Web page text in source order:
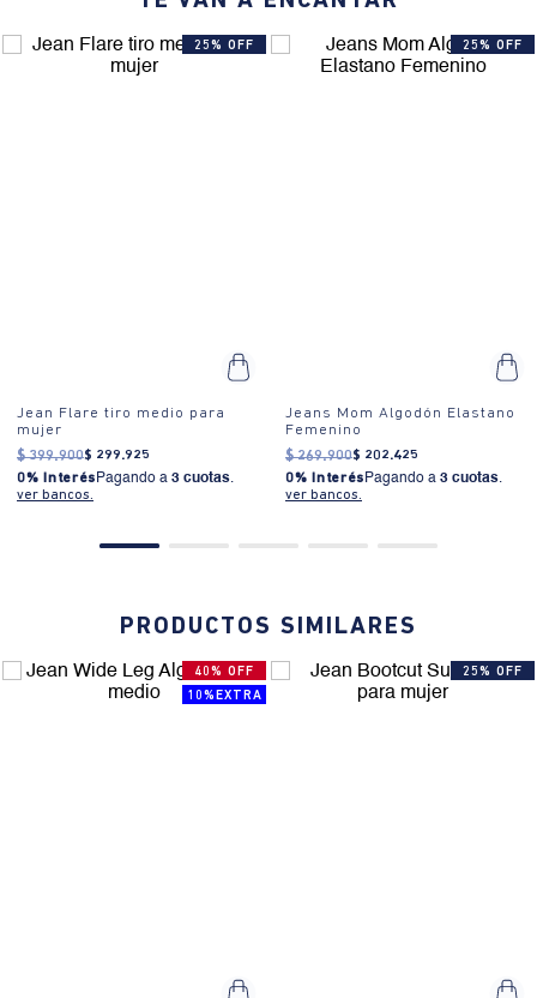
25% OFF
Jean Flare tiro medio para
mujer
$ 399.900$ 299.925
0% Interés Pagando a 3 cuotas.
ver bancos.
25% OFF
Jeans Mom Algodón Elastano
Femenino
$ 269.900$ 202.425
0% Interés Pagando a 3 cuotas.
ver bancos.
PRODUCTOS SIMILARES
40% OFF
10%EXTRA
25% OFF